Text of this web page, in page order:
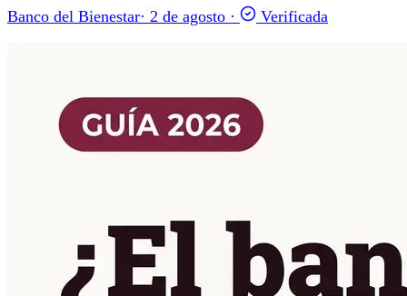
Banco del Bienestar· 2 de agosto · Verificada